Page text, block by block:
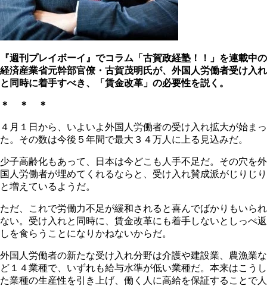
『週刊プレイボーイ』でコラム「古賀政経塾！！」を連載中の
経済産業省元幹部官僚・古賀茂明氏が、外国人労働者受け入れ
と同時に着手すべき、「賃金改革」の必要性を説く。
＊ ＊ ＊
４月１日から、いよいよ外国人労働者の受け入れ拡大が始まっ
た。その数は今後５年間で最大３４万人に上る見込みだ。
少子高齢化もあって、日本は今どこも人手不足だ。その穴を外
国人労働者が埋めてくれるならと、受け入れ賛成派がじりじり
と増えているようだ。
ただ、これで労働力不足が緩和されると喜んでばかりもいられ
ない。受け入れと同時に、賃金改革にも着手しないとしっぺ返
しを食らうことになりかねないからだ。
外国人労働者の新たな受け入れ分野は介護や建設業、農漁業な
ど１４業種で、いずれも給与水準が低い業種だ。本来はこうし
た業種の生産性を引き上げ、働く人に高給を保証することで人